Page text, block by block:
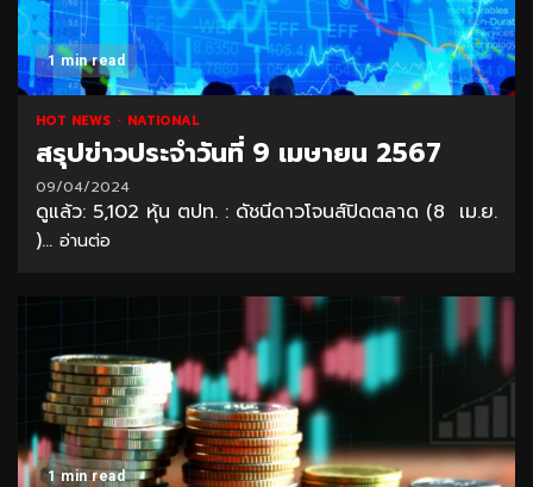
1 min read
HOT NEWS NATIONAL
สรุปข่าวประจำวันที่ 9 เมษายน 2567
09/04/2024
ดูแล้ว: 5,102 หุ้น ตปท. : ดัชนีดาวโจนส์ปิดตลาด (8 เม.ย.
)... อ่านต่อ
1 min read